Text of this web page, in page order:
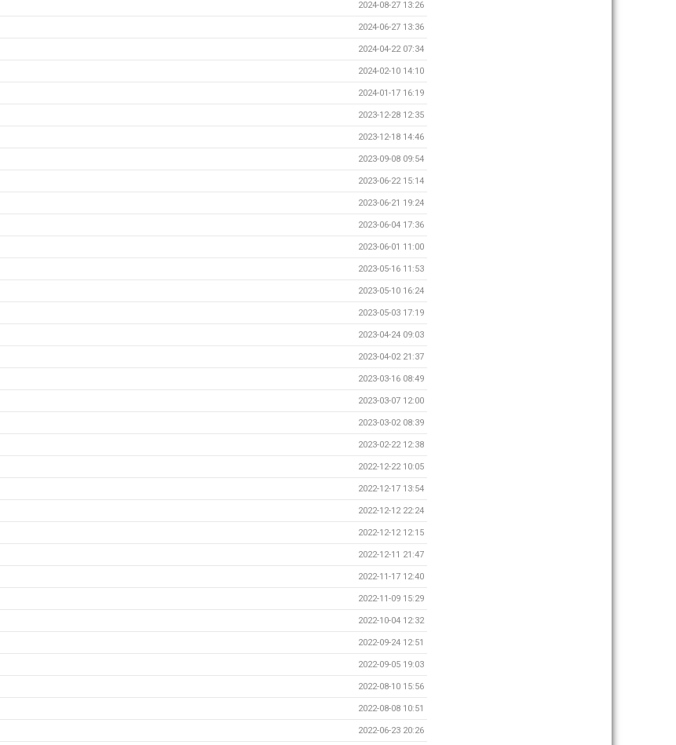
2024-08-27 13:26
2024-06-27 13:36
2024-04-22 07:34
2024-02-10 14:10
2024-01-17 16:19
2023-12-28 12:35
2023-12-18 14:46
2023-09-08 09:54
2023-06-22 15:14
2023-06-21 19:24
2023-06-04 17:36
2023-06-01 11:00
2023-05-16 11:53
2023-05-10 16:24
2023-05-03 17:19
2023-04-24 09:03
2023-04-02 21:37
2023-03-16 08:49
2023-03-07 12:00
2023-03-02 08:39
2023-02-22 12:38
2022-12-22 10:05
2022-12-17 13:54
2022-12-12 22:24
2022-12-12 12:15
2022-12-11 21:47
2022-11-17 12:40
2022-11-09 15:29
2022-10-04 12:32
2022-09-24 12:51
2022-09-05 19:03
2022-08-10 15:56
2022-08-08 10:51
2022-06-23 20:26